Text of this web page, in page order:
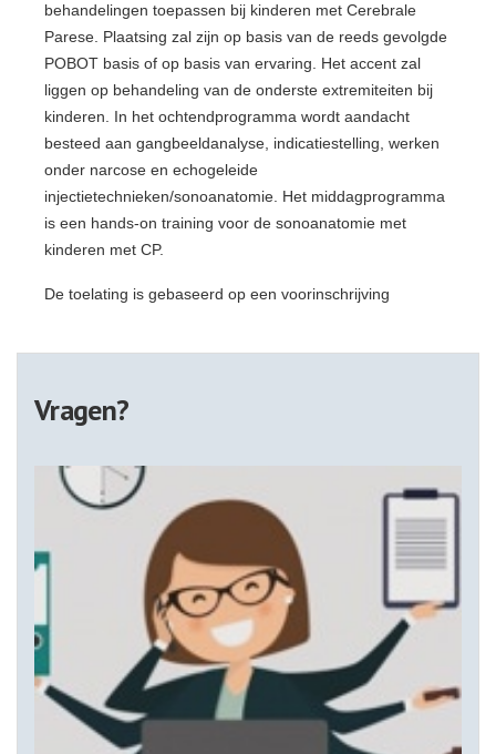
behandelingen toepassen bij kinderen met Cerebrale
Parese. Plaatsing zal zijn op basis van de reeds gevolgde
POBOT basis of op basis van ervaring. Het accent zal
liggen op behandeling van de onderste extremiteiten bij
kinderen. In het ochtendprogramma wordt aandacht
besteed aan gangbeeldanalyse, indicatiestelling, werken
onder narcose en echogeleide
injectietechnieken/sonoanatomie. Het middagprogramma
is een hands-on training voor de sonoanatomie met
kinderen met CP.
De toelating is gebaseerd op een voorinschrijving
Vragen?